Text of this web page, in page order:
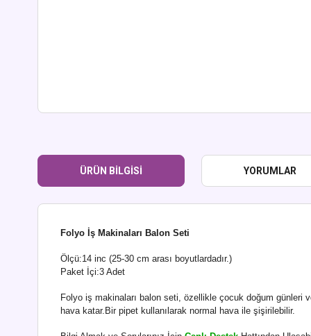
ÜRÜN BILGISI YORUMLAR
Folyo İş Makinaları Balon Seti
Ölçü:14 inc (25-30 cm arası boyutlardadır.)
Paket İçi:3 Adet
Folyo iş makinaları balon seti, özellikle çocuk doğum günleri
hava katar.Bir pipet kullanılarak normal hava ile şişirilebilir.